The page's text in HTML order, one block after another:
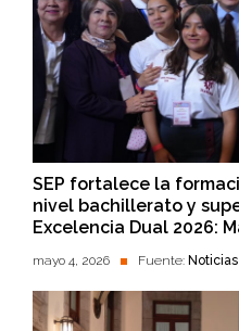
SEP fortalece la
nivel bachillerato y
Excelencia Dual 2026:
mayo 4, 2026 Fuente: